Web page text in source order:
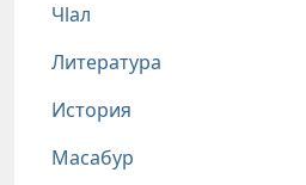
Чlал
Литература
История
Масабур